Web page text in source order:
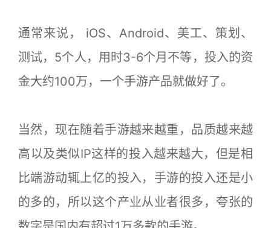
通常来说， iOS、Android、美工、策划、
测试，5个人，用时3-6个月不等，投入的资
金大约100万，一个手游产品就做好了。
当然，现在随着手游越来越重，品质越来越
高以及类似IP这样的投入越来越大，但是相
比端游动辄上亿的投入，手游的投入还是小
的多的，所以这个产业从业者很多，夸张的